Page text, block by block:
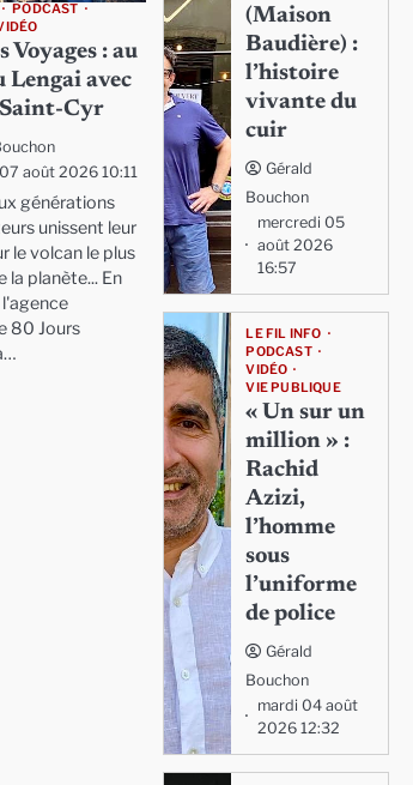
PODCAST
Voyages : au
avec
Cyr
août 2026 10:11
générations
unissent leur
le volcan le plus
la planète... En
80 Jours
(Maison
Baudière) :
l’histoire
vivante du
cuir
Gérald
Bouchon
mercredi 05
août 2026
16:57
LE FIL INFO
PODCAST
VIDÉO
VIE PUBLIQUE
« Un sur un
million » :
Rachid
Azizi,
l’homme
sous
l’uniforme
de police
Gérald
Bouchon
mardi 04 août
2026 12:32